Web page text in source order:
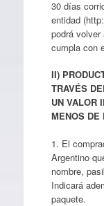
30 días
entidad
podrá
cumpla con
II)
TRAVÉS
UN VALOR
MENOS DE
1. El
Argentino
nombre,
Indicará
paquete.